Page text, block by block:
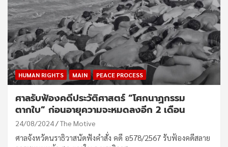
HUMAN RIGHTS MAIN PEACE PROCESS
ศาลรับฟ้องคดีประวัติศาสตร์ “โศกนาฏกรรม
ตากใบ” ก่อนอายุความจะหมดลงอีก 2 เดือน
24/08/2024 The Motive
ศาลจังหวัดนราธิวาสนัดฟังคำสั่ง คดี อ578/2567 รับฟ้องคดีสลาย